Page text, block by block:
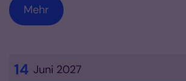
Mehr
14 Juni 2027